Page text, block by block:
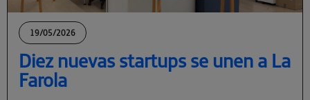
19/05/2026
Diez nuevas startups se unen a La
Farola